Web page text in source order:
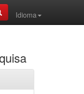
Idioma